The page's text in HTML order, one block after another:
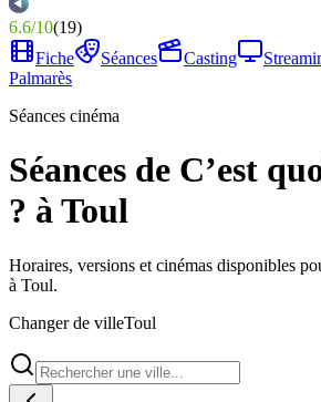
6.6/10(19)
Fiche
Séances Casting
Palmarès
Séances cinéma
Séances de C’est
? à Toul
Horaires, versions et cinémas disponibles
à Toul.
Changer de villeToul